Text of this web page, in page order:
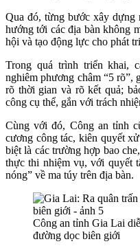
Qua đó, từng bước xây dựng
hướng tới các địa bàn không
hội và tạo động lực cho phát
Trong quá trình triển khai,
nghiêm phương châm “5 rõ”,
rõ thời gian và rõ kết quả;
công cụ thể, gắn với trách
Cùng với đó, Công an tỉnh
cương công tác, kiên quyết
biệt là các trường hợp bao
thực thi nhiệm vụ, với quyết
nóng” về ma túy trên địa bàn.
Công an tỉnh Gia Lai
đường dọc biên giới